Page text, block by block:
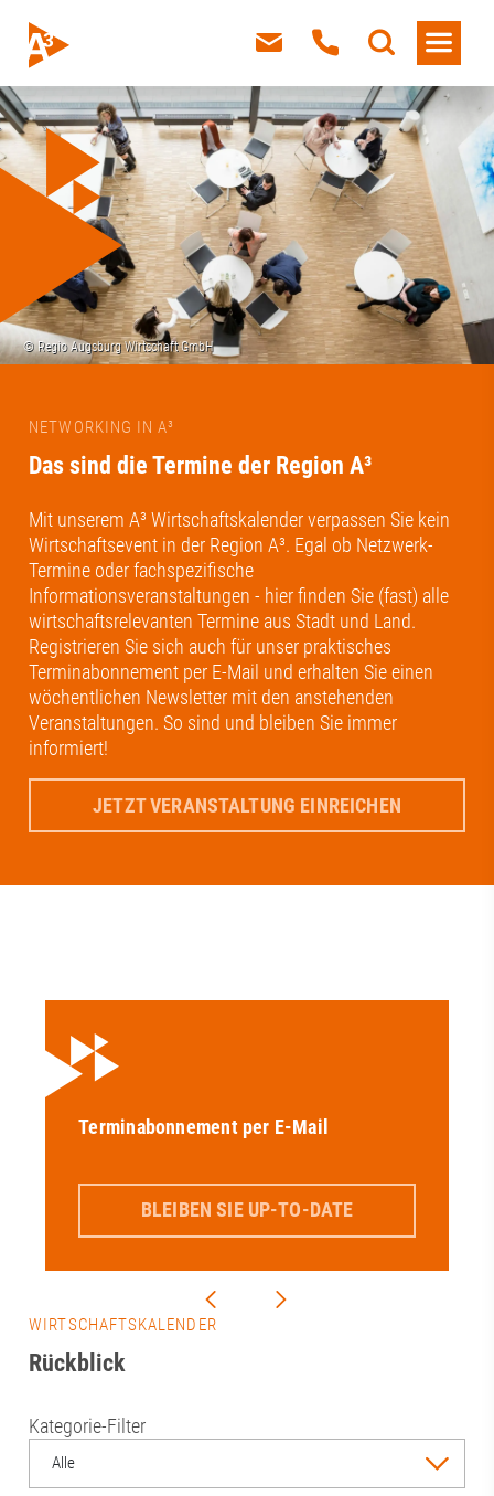
NETWORKING IN A³
Das sind die Termine der Region A³
Mit unserem A³ Wirtschaftskalender verpassen Sie kein
Wirtschaftsevent in der Region A³. Egal ob Netzwerk-
Termine oder fachspezifische
Informationsveranstaltungen - hier finden Sie (fast) alle
wirtschaftsrelevanten Termine aus Stadt und Land.
Registrieren Sie sich auch für unser praktisches
Terminabonnement per E-Mail und erhalten Sie einen
wöchentlichen Newsletter mit den anstehenden
Veranstaltungen. So sind und bleiben Sie immer
informiert!
JETZT VERANSTALTUNG EINREICHEN
Terminabonnement per E-Mail
BLEIBEN SIE UP-TO-DATE
WIRTSCHAFTSKALENDER
Rückblick
Kategorie-Filter
Alle